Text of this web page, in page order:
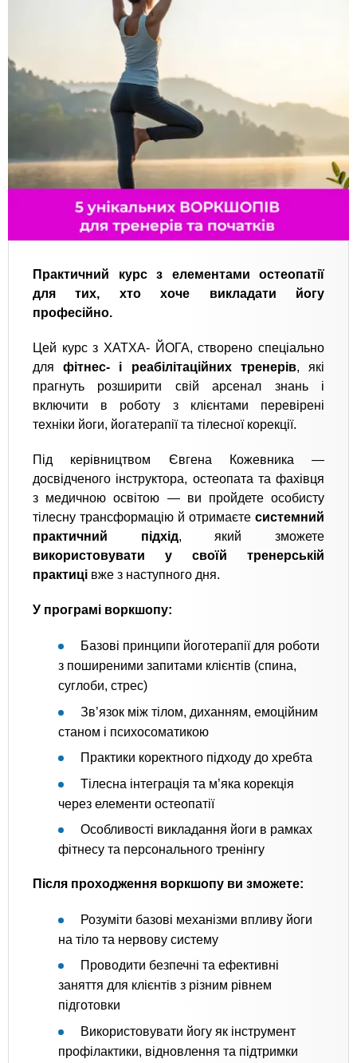
Практичний курс з елементами остеопатії
для тих, хто хоче викладати йогу
професійно.
Цей курс з ХАТХА- ЙОГА, створено спеціально
дляфітнес- і реабілітаційних тренерів, які
прагнуть розширити свій арсенал знань і
включити в роботу з клієнтами перевірені
техніки йоги, йогатерапії та тілесної корекції.
Під керівництвом Євгена Кожевника —
досвідченого інструктора, остеопата та фахівця
з медичною освітою — ви пройдете особисту
тілесну трансформацію й отримаєте системний
практичний підхід, який зможете
використовувати у своїй тренерській
практиці вже з наступного дня.
У програмі воркшопу:
Базові принципи йоготерапії для роботи
з поширеними запитами клієнтів (спина,
суглоби, стрес)
Зв’язок між тілом, диханням, емоційним
станом і психосоматикою
Практики коректного підходу до хребта
Тілесна інтеграція та м’яка корекція
через елементи остеопатії
Особливості викладання йоги в рамках
фітнесу та персонального тренінгу
Після проходження воркшопу ви зможете:
Розуміти базові механізми впливу йоги
на тіло та нервову систему
Проводити безпечні та ефективні
заняття для клієнтів з різним рівнем
підготовки
Використовувати йогу як інструмент
профілактики, відновлення та підтримки